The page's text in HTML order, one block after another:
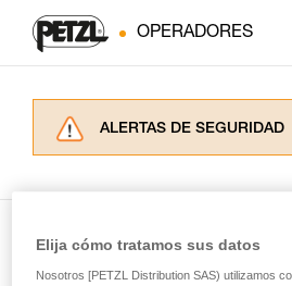
OPERADORES
ALERTAS DE SEGURIDAD
Dominar estas técnicas
Ver todas las
Elija cómo tratamos sus datos
Nosotros [PETZL Distribution SAS) utilizamos